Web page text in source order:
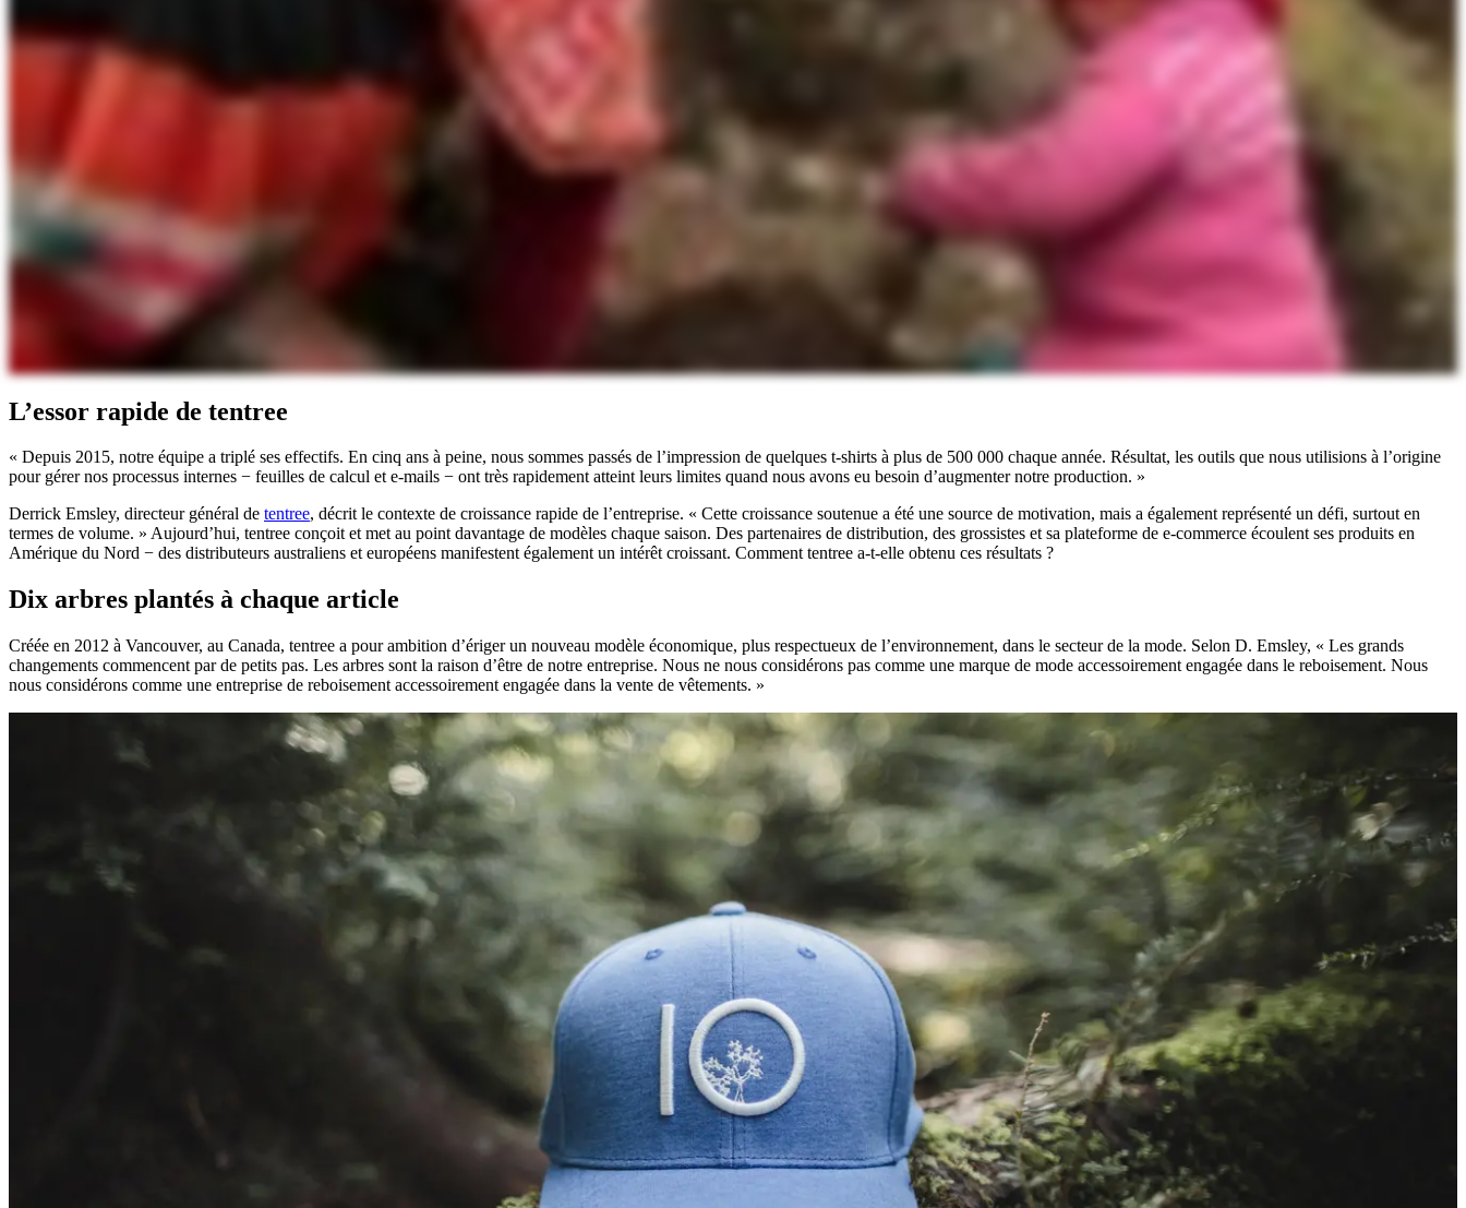
L’essor rapide de tentree
« Depuis 2015, notre équipe a triplé ses effectifs. En cinq ans à peine, nous sommes passés de l’impression de quelques t-shirts à plus de 500 000 chaque année. Résultat, les outils que nous utilisions à l’origine
pour gérer nos processus internes − feuilles de calcul et e-mails − ont très rapidement atteint leurs limites quand nous avons eu besoin d’augmenter notre production. »
Derrick Emsley, directeur général de tentree, décrit le contexte de croissance rapide de l’entreprise. « Cette croissance soutenue a été une source de motivation, mais a également représenté un défi, surtout en
termes de volume. » Aujourd’hui, tentree conçoit et met au point davantage de modèles chaque saison. Des partenaires de distribution, des grossistes et sa plateforme de e-commerce écoulent ses produits en
Amérique du Nord − des distributeurs australiens et européens manifestent également un intérêt croissant. Comment tentree a-t-elle obtenu ces résultats ?
Dix arbres plantés à chaque article
Créée en 2012 à Vancouver, au Canada, tentree a pour ambition d’ériger un nouveau modèle économique, plus respectueux de l’environnement, dans le secteur de la mode. Selon D. Emsley, « Les grands
changements commencent par de petits pas. Les arbres sont la raison d’être de notre entreprise. Nous ne nous considérons pas comme une marque de mode accessoirement engagée dans le reboisement. Nous
nous considérons comme une entreprise de reboisement accessoirement engagée dans la vente de vêtements. »